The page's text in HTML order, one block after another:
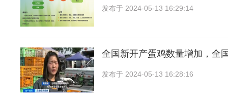
发布于 2024-05-13 16:29:14
全国新开产蛋鸡数量增加，全
发布于 2024-05-13 16:28:16